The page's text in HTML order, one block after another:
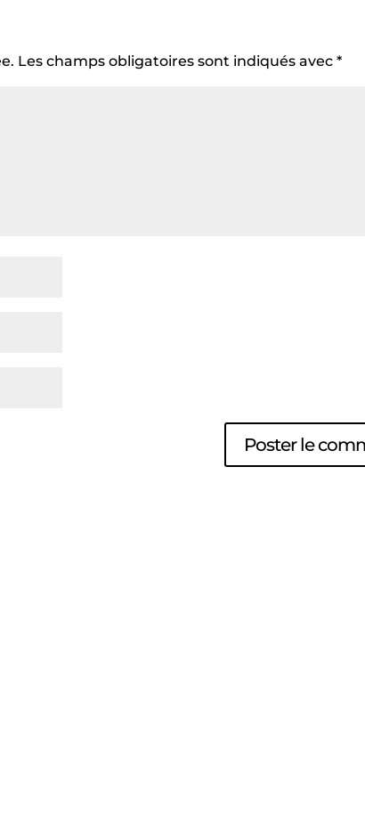
Les champs obligatoires sont indiqués avec *